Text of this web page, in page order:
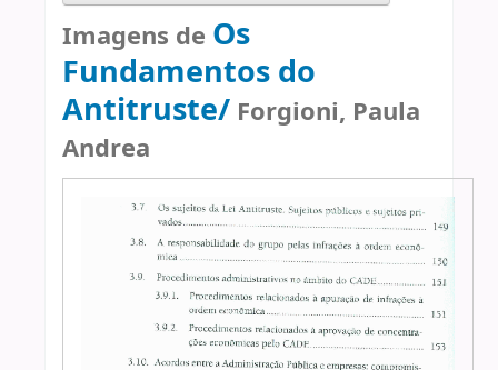
Imagens de Os
Fundamentos do
Antitruste/ Forgioni, Paula
Andrea